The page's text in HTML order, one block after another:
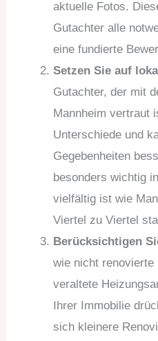
aktuelle Fotos.
Gutachter alle
eine fundierte
Setzen Sie auf
Gutachter, der mit
Mannheim vertraut
Unterschiede und
Gegebenheiten
besonders wichtig
vielfältig ist wie
Viertel zu Viertel
Berücksichtigen
wie nicht renovierte
veraltete
Ihrer Immobilie
sich kleinere